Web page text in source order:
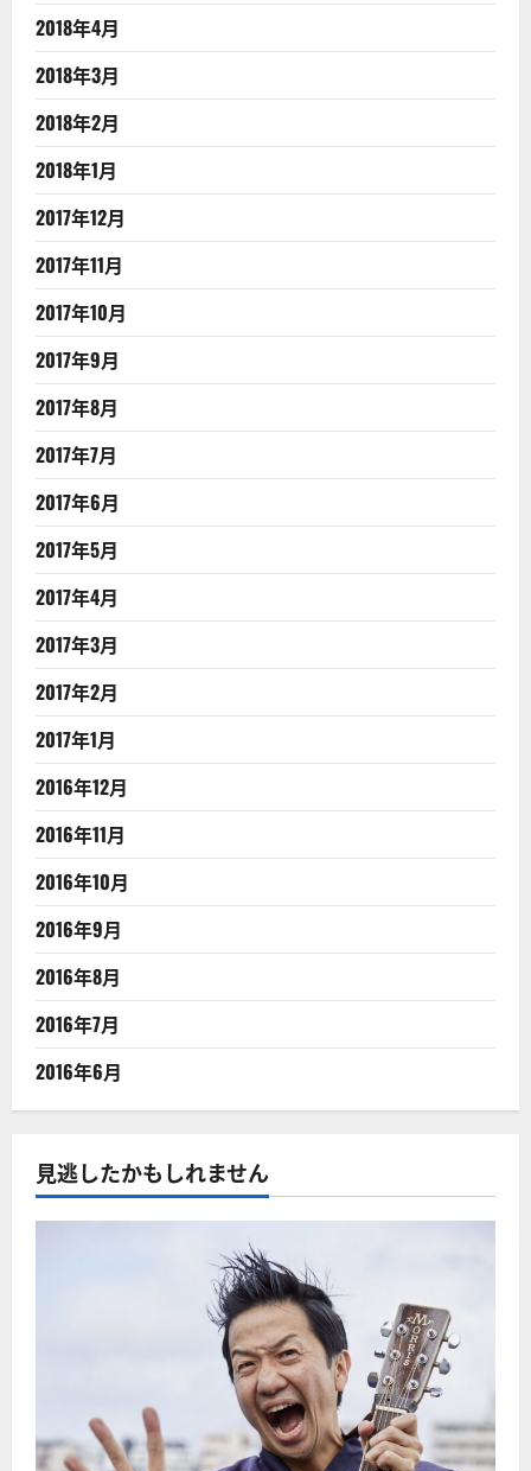
2018年4月
2018年3月
2018年2月
2018年1月
2017年12月
2017年11月
2017年10月
2017年9月
2017年8月
2017年7月
2017年6月
2017年5月
2017年4月
2017年3月
2017年2月
2017年1月
2016年12月
2016年11月
2016年10月
2016年9月
2016年8月
2016年7月
2016年6月
見逃したかもしれません